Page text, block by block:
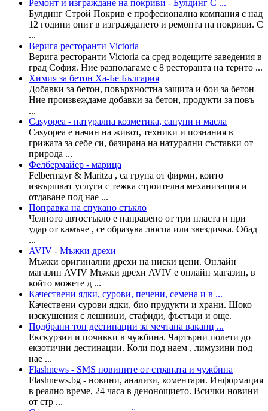
Ремонт и изграждане на покриви - Булдинг С ...
Булдинг Строй Покрив е професионална компания с над
12 години опит в изграждането и ремонта на покриви. С
...
Верига ресторанти Victoria
Верига ресторанти Victoria са сред водещите заведения в
град София. Ние разполагаме с 8 ресторанта на терито ...
Химия за бетон Ха-Бе България
Добавки за бетон, повърхностна защита и бои за бетон
Ние произвеждаме добавки за бетон, продукти за повъ
...
Casyopea - натурална козметика, сапуни и масла
Casyopea е начин на живот, техники и познания в
грижата за себе си, базирана на натурални съставки от
природа ...
Фелбермайер - марица
Felbermayr & Maritza , са група от фирми, които
извършват услуги с тежка строителна механизация и
отдаване под нае ...
Поправка на спукано стъкло
Челното автостъкло е направено от три пласта и при
удар от камъче , се образува люспа или звездичка. Обад
...
AVIV - Мъжки дрехи
Мъжки оригинални дрехи на ниски цени. Онлайн
магазин AVIV Мъжки дрехи AVIV е онлайн магазин, в
който можете д ...
Качествени ядки, сурови, печени, семена и в ...
Качествени сурови ядки, био прудукти и храни. Шоко
изскушения с лешници, стафиди, фъстъци и още.
Подбрани топ дестинации за мечтана ваканц ...
Екскурзии и почивки в чужбина. Чартърни полети до
екзотични дестинации. Коли под наем , лимузини под
нае ...
Flashnews - SMS новините от страната и чужбина
Flashnews.bg - новини, анализи, коментари. Информация
в реално време, 24 часа в денонощието. Всички новини
от стр ...